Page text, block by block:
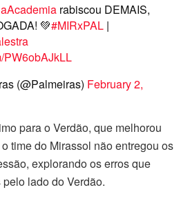
rabiscou DEMAIS,
💚#MIRxPAL |
PW6obAJkLL
(@Palmeiras) February 2,
para o Verdão, que melhorou
time do Mirassol não entregou os
explorando os erros que
lado do Verdão.